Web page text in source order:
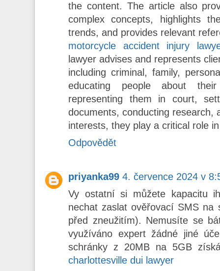
the content. The article also
complex concepts, highlights
trends, and provides relevant
motorcycle accident injury
lawyer advises and represents
including criminal, family,
educating people about
representing them in court,
documents, conducting research,
interests, they play a critical role
Odpovědět
priyanka99 4. července 2024 v
Vy ostatní si můžete kapacitu
nechat zaslat ověřovací SMS na
před zneužitím). Nemusíte se
využíváno expert žádné jiné
schránky z 20MB na 5GB
charlottesville dui lawyer